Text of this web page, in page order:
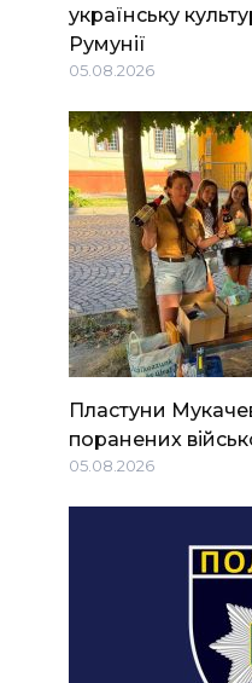
українську
Румунії
05.08.2026
Пластуни
поранених
05.08.2026